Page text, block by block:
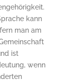
kann
man am
ist
wenn